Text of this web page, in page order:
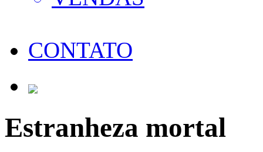
CONTATO
Estranheza mortal